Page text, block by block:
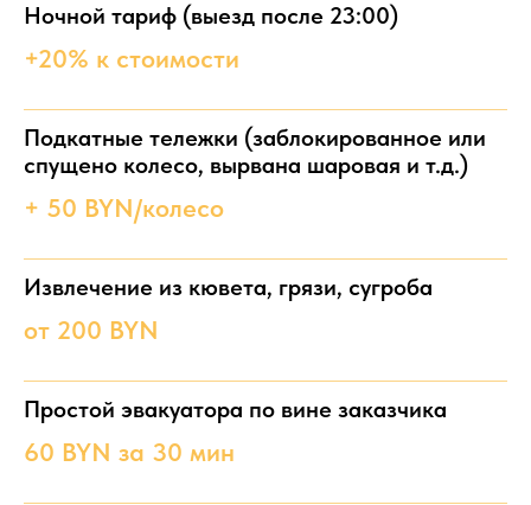
Ночной тариф (выезд после 23:00)
+20% к стоимости
Подкатные тележки (заблокированное или
спущено колесо, вырвана шаровая и т.д.)
+ 50 BYN/колесо
Извлечение из кювета, грязи, сугроба
от 200 BYN
Простой эвакуатора по вине заказчика
60 BYN за 30 мин